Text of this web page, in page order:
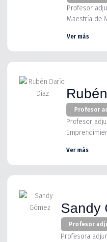
Profesor
Maestría de
Ver más
Profesor
Profesor
Ver más
Sandy
Profesor
Profesora